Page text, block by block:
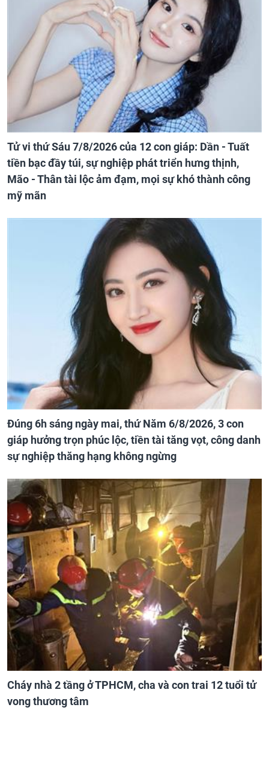
Tử vi thứ Sáu 7/8/2026 của 12 con giáp: Dần - Tuất
tiền bạc đầy túi, sự nghiệp phát triển hưng thịnh,
Mão - Thân tài lộc ảm đạm, mọi sự khó thành công
mỹ mãn
Đúng 6h sáng ngày mai, thứ Năm 6/8/2026, 3 con
giáp hưởng trọn phúc lộc, tiền tài tăng vọt, công danh
sự nghiệp thăng hạng không ngừng
Cháy nhà 2 tầng ở TPHCM, cha và con trai 12 tuổi tử
vong thương tâm